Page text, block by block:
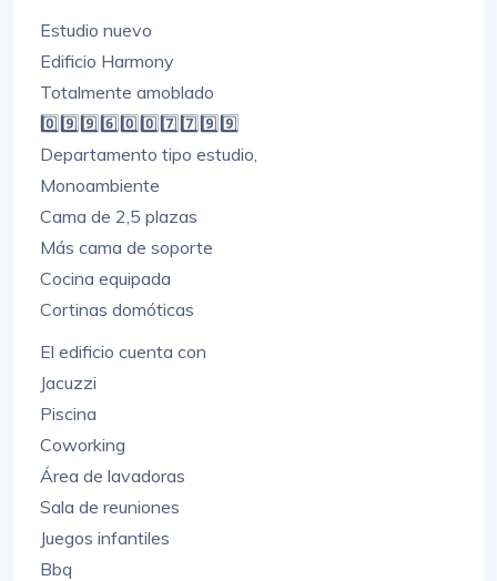
Estudio nuevo
Edificio Harmony
Totalmente amoblado
0️⃣9️⃣9️⃣6️⃣0️⃣0️⃣7️⃣7️⃣9️⃣9️⃣
Departamento tipo estudio,
Monoambiente
Cama de 2,5 plazas
Más cama de soporte
Cocina equipada
Cortinas domóticas
El edificio cuenta con
Jacuzzi
Piscina
Coworking
Área de lavadoras
Sala de reuniones
Juegos infantiles
Bbq